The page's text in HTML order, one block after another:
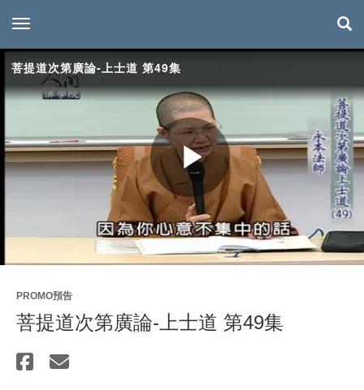
toggle navigation
菩提道次第廣論-上士道 第49集
Play
Video
PROMO預告
菩提道次第廣論-上士道 第49集